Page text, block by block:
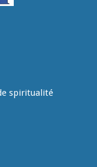
spiritualité